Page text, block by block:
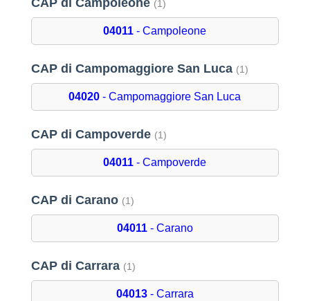
CAP di Campoleone (1)
04011 - Campoleone
CAP di Campomaggiore San Luca (1)
04020 - Campomaggiore San Luca
CAP di Campoverde (1)
04011 - Campoverde
CAP di Carano (1)
04011- Carano
CAP di Carrara (1)
04013- Carrara